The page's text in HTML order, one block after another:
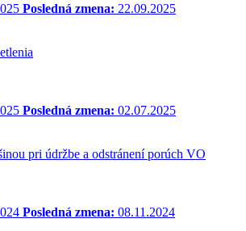
Posledná zmena: 22.09.2025
Posledná zmena: 02.07.2025
pri údržbe a odstránení porúch VO
Posledná zmena: 08.11.2024